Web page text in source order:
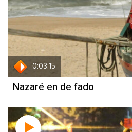
0:03:15
Nazaré en de fado